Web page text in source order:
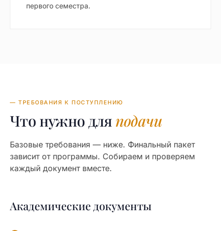
первого семестра.
— ТРЕБОВАНИЯ К ПОСТУПЛЕНИЮ
Что нужно для подачи
Базовые требования — ниже. Финальный пакет
зависит от программы. Собираем и проверяем
каждый документ вместе.
Академические документы